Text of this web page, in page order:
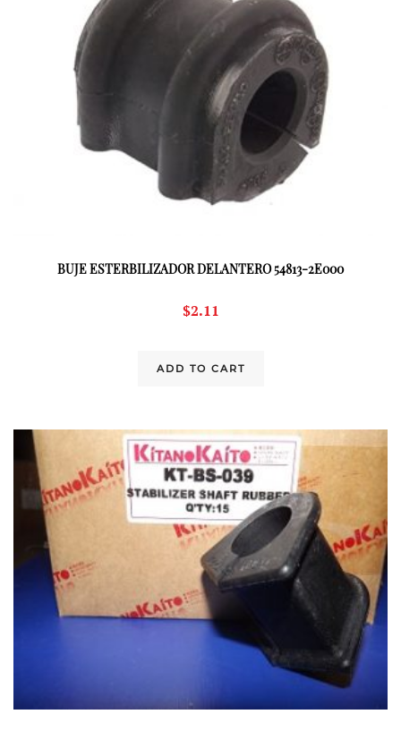
BUJE ESTERBILIZADOR DELANTERO 54813-2E000
$2.11
ADD TO CART